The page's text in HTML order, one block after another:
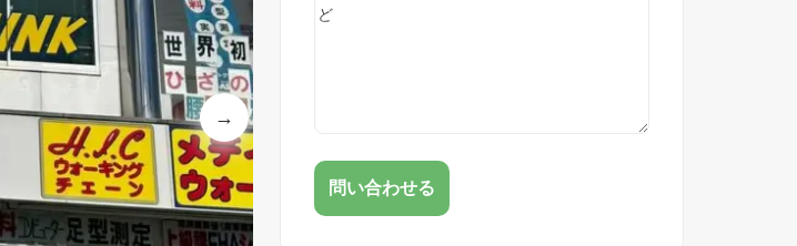
問い合わせる